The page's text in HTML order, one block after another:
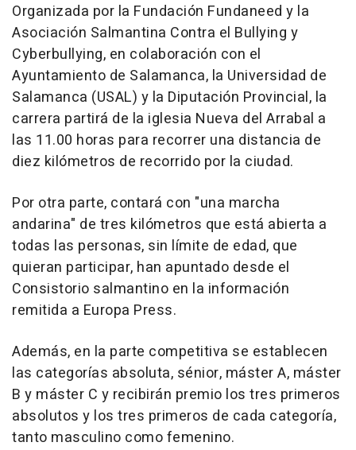
Organizada por la Fundación Fundaneed y la
Asociación Salmantina Contra el Bullying y
Cyberbullying, en colaboración con el
Ayuntamiento de Salamanca, la Universidad de
Salamanca (USAL) y la Diputación Provincial, la
carrera partirá de la iglesia Nueva del Arrabal a
las 11.00 horas para recorrer una distancia de
diez kilómetros de recorrido por la ciudad.
Por otra parte, contará con "una marcha
andarina" de tres kilómetros que está abierta a
todas las personas, sin límite de edad, que
quieran participar, han apuntado desde el
Consistorio salmantino en la información
remitida a Europa Press.
Además, en la parte competitiva se establecen
las categorías absoluta, sénior, máster A, máster
B y máster C y recibirán premio los tres primeros
absolutos y los tres primeros de cada categoría,
tanto masculino como femenino.